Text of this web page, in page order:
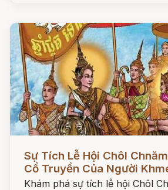
Sự Tích Lễ Hội Chôl
Cổ Truyền Của Người
Khám phá sự tích lễ hội Chôl